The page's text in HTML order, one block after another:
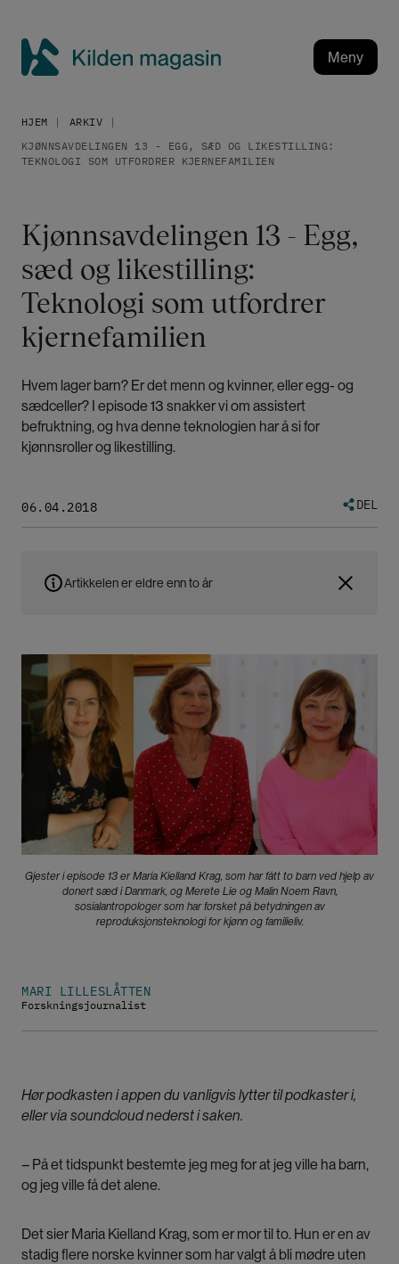
d
m
a
g
a
s
i
Meny
HJEM
ARKIV
KJØNNSAVDELINGEN 13 - EGG, SÆD OG LIKESTILLING:
TEKNOLOGI SOM UTFORDRER KJERNEFAMILIEN
Kjønnsavdelingen 13 - Egg,
sæd og likestilling:
Teknologi som utfordrer
kjernefamilien
Hvem lager barn? Er det menn og kvinner, eller egg- og
sædceller? I episode 13 snakker vi om assistert
befruktning, og hva denne teknologien har å si for
kjønnsroller og likestilling.
06.04.2018 DEL
Artikkelen er eldre enn to år
Bilde
Gjester i episode 13 er Maria Kielland Krag, som har fått to barn ved hjelp av
donert sæd i Danmark, og Merete Lie og Malin Noem Ravn,
sosialantropologer som har forsket på betydningen av
reproduksjonsteknologi for kjønn og familieliv.
MARI LILLESLÅTTEN
Forskningsjournalist
Hør podkasten i appen du vanligvis lytter til podkaster i,
eller via soundcloud nederst i saken.
– På et tidspunkt bestemte jeg meg for at jeg ville ha barn,
og jeg ville få det alene.
Det sier Maria Kielland Krag, som er mor til to. Hun er en av
stadig flere norske kvinner som har valgt å bli mødre uten